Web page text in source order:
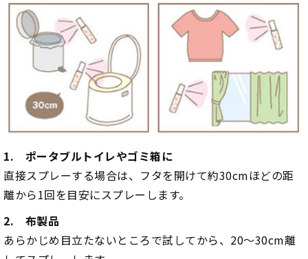
1. ポータブルトイレやゴミ箱に
直接スプレーする場合は、フタを開けて約30cmほどの距
離から1回を目安にスプレーします。
2. 布製品
あらかじめ目立たないところで試してから、20～30cm離